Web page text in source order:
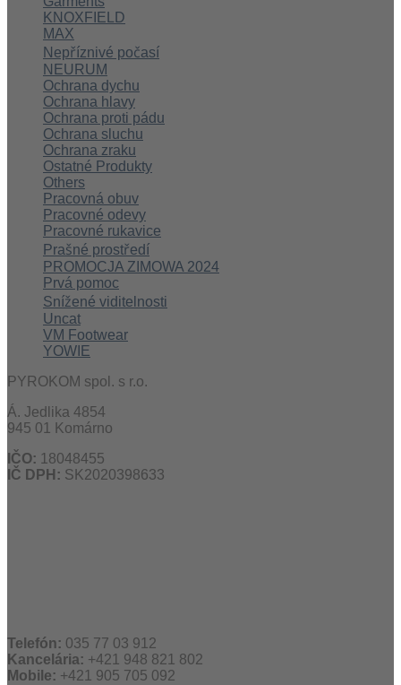
KNOXFIELD
MAX
Nepříznivé počasí
NEURUM
Ochrana dychu
Ochrana hlavy
Ochrana proti pádu
Ochrana sluchu
Ochrana zraku
Ostatné Produkty
Others
Pracovná obuv
Pracovné odevy
Pracovné rukavice
Prašné prostředí
PROMOCJA ZIMOWA 2024
Prvá pomoc
Snížené viditelnosti
Uncat
VM Footwear
YOWIE
PYROKOM spol. s r.o.
Á. Jedlika 4854
945 01 Komárno
IČO: 18048455
IČ DPH: SK2020398633
Telefón: 035 77 03 912
Kancelária: +421 948 821 802
Mobile: +421 905 705 092